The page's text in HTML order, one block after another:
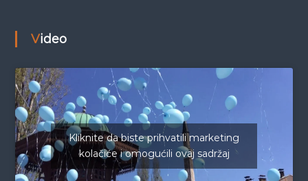
Video
Kliknite da biste prihvatili marketing
kolačiće i omogućili ovaj sadržaj